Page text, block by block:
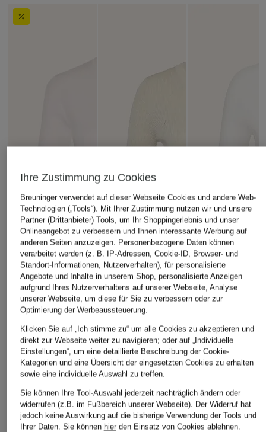
+Aktionsrabatt
ALLUDE
183,99 €
Bestpreis:156,39 €
MARC CAIN
Strickshirt mit
Glitzergarn
179,90 €
comma
Strickshirt
Ihre Zustimmung zu Cookies
Breuninger verwendet auf dieser Webseite Cookies und andere Web-
Technologien („Tools“). Mit Ihrer Zustimmung nutzen wir und unsere
Partner (Drittanbieter) Tools, um Ihr Shoppingerlebnis und unser
Onlineangebot zu verbessern und Ihnen interessante Werbung auf
anderen Seiten anzuzeigen. Personenbezogene Daten können
verarbeitet werden (z. B. IP-Adressen, Cookie-ID, Browser- und
Standort-Informationen, Nutzerverhalten), für personalisierte
Angebote und Inhalte in unserem Shop, personalisierte Anzeigen
aufgrund Ihres Nutzerverhaltens auf unserer Webseite, Analyse
unserer Webseite, um diese für Sie zu verbessern oder zur
Optimierung der Werbeaussteuerung.
Klicken Sie auf „Ich stimme zu“ um alle Cookies zu akzeptieren und
direkt zur Webseite weiter zu navigieren; oder auf „Individuelle
Einstellungen“, um eine detaillierte Beschreibung der Cookie-
Kategorien und eine Übersicht der eingesetzten Cookies zu erhalten
sowie eine individuelle Auswahl zu treffen.
Sie können Ihre Tool-Auswahl jederzeit nachträglich ändern oder
widerrufen (z.B. im Fußbereich unserer Webseite). Der Widerruf hat
jedoch keine Auswirkung auf die bisherige Verwendung der Tools und
Ihrer Daten. Sie können hierden Einsatz von Cookies ablehnen.